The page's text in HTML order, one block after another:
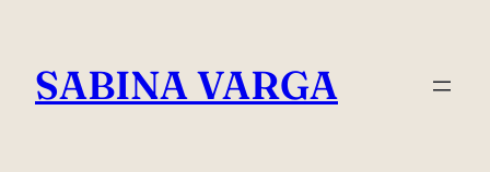
content
SABINA VARGA